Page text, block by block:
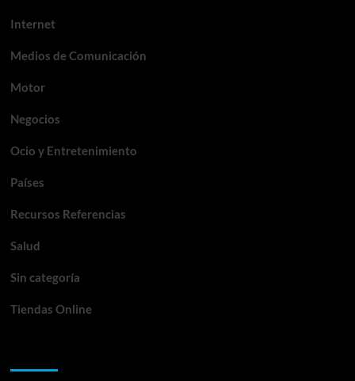
Internet
Medios de Comunicación
Motor
Negocios
Ocio y Entretenimiento
Países
Recursos Referencias
Salud
Sin categoría
Tiendas Online